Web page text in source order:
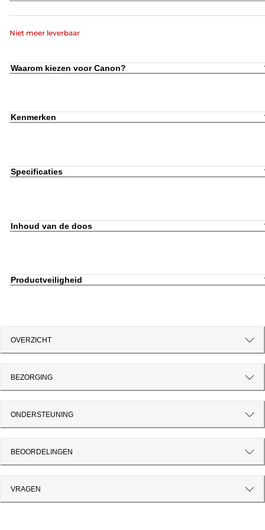
Niet meer leverbaar
Waarom kiezen voor Canon?
Kenmerken
Specificaties
Inhoud van de doos
Productveiligheid
OVERZICHT
BEZORGING
ONDERSTEUNING
BEOORDELINGEN
VRAGEN